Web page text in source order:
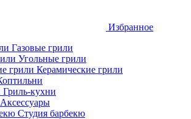
Избранное
Газовые грили
Угольные грили
грили Керамические грили
Гриль-кухни
Аксессуары
Студия барбекю